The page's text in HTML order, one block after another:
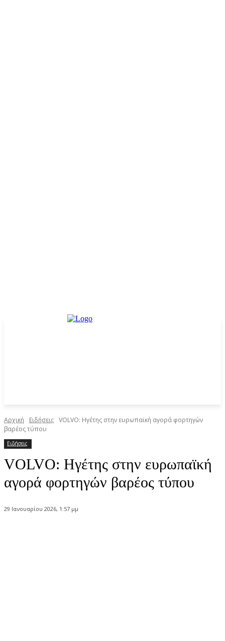
Αρχική Ειδήσεις VOLVO: Ηγέτης στην ευρωπαϊκή αγορά φορτηγών
βαρέος τύπου
Ειδήσεις
VOLVO: Ηγέτης στην ευρωπαϊκή
αγορά φορτηγών βαρέος τύπου
29 Ιανουαρίου 2026, 1:57 μμ